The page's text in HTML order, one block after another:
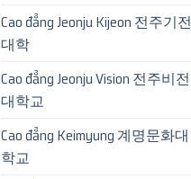
Cao đẳng Jeonju Kijeon 전주기전
대학
Cao đẳng Jeonju Vision 전주비전
대학교
Cao đẳng Keimyung 계명문화대
학교